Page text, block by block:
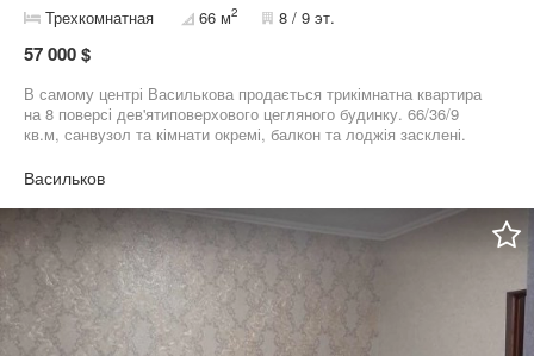
Трехкомнатная 66 м2 8 / 9 эт.
57 000 $
В самому центрі Василькова продається трикімнатна квартира
на 8 поверсі дев'ятиповерхового цегляного будинку. 66/36/9
кв.м, санвузол та кімнати окремі, балкон та лоджія засклені.
меблями та побутовою технікою. В будинку є ОСББ,
Васильков